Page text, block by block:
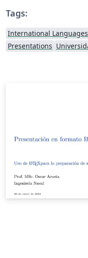
Tags:
International Languages
Presentations